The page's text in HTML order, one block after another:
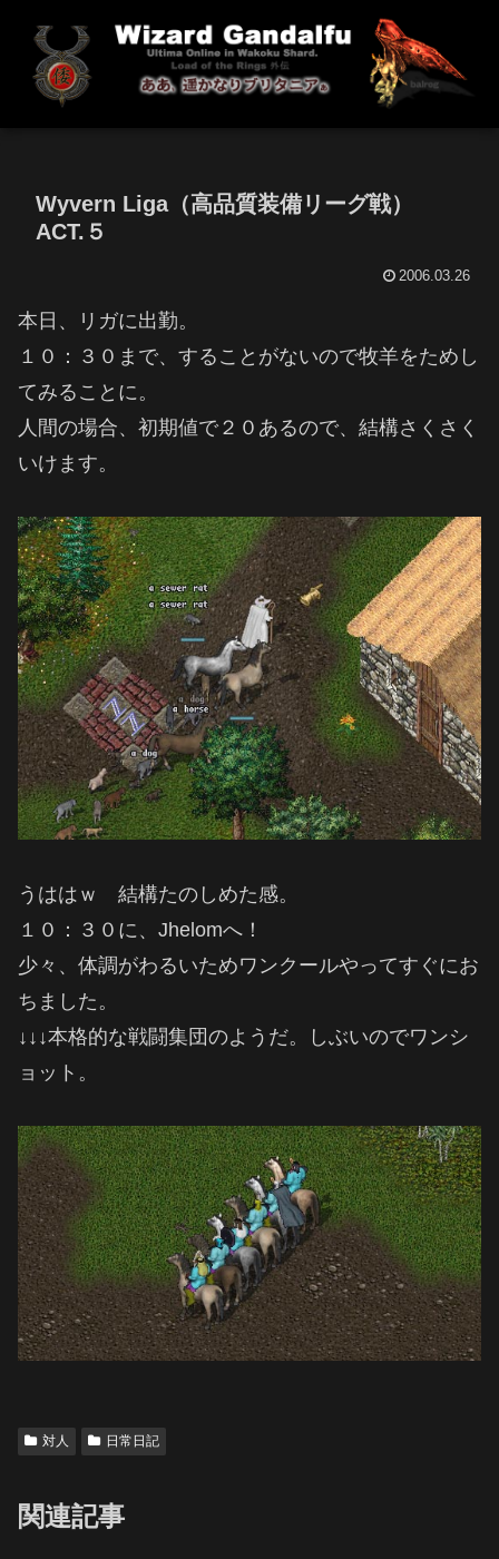
Wyvern Liga（高品質装備リーグ戦）
ACT.５
2006.03.26
本日、リガに出勤。
１０：３０まで、することがないので牧羊をためし
てみることに。
人間の場合、初期値で２０あるので、結構さくさく
いけます。
うははｗ 結構たのしめた感。
１０：３０に、Jhelomへ！
少々、体調がわるいためワンクールやってすぐにお
ちました。
↓↓↓本格的な戦闘集団のようだ。しぶいのでワンシ
ョット。
対人 日常日記
関連記事